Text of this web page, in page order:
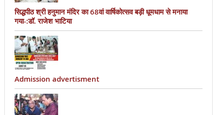
सिद्धपीठ श्री हनुमान मंदिर का 68वां वार्षिकोत्सव बड़ी धूमधाम से मनाया
गया-:डॉ. राजेश भाटिया
Admission advertisment